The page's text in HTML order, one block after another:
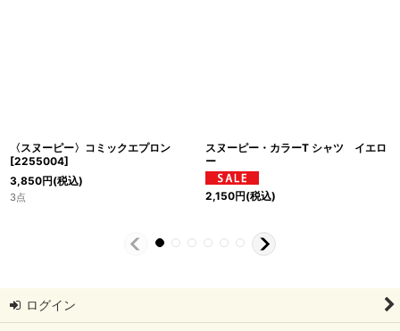
〈スヌーピー〉コミックエプロン
[2255004]
3,850円(税込)
3点
スヌーピー・カラーT シャツ イエロ
ー
2,150円(税込)
ログイン